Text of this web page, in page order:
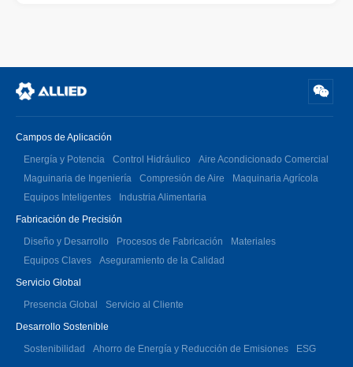
Campos de Aplicación
Energía y Potencia
Control Hidráulico
Aire Acondicionado Comercial
Maguinaria de Ingeniería
Compresión de Aire
Maquinaria Agrícola
Equipos Inteligentes
Industria Alimentaria
Fabricación de Precisión
Diseño y Desarrollo
Procesos de Fabricación
Materiales
Equipos Claves
Aseguramiento de la Calidad
Servicio Global
Presencia Global
Servicio al Cliente
Desarrollo Sostenible
Sostenibilidad
Ahorro de Energía y Reducción de Emisiones
ESG